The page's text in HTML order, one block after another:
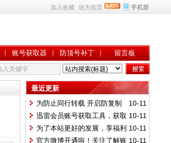
加入收藏 设为首页
账号获取器 防顶号补丁 留言板
最近更新
10-11
为防止同行转载 开启防复制
机制 望见谅!
10-11
迅雷会员账号获取工具，获取
账号更便捷
10-11
为了本站更好的发展，享福利
网彻底改版
10-11
官方微博开通啦！关注了解账